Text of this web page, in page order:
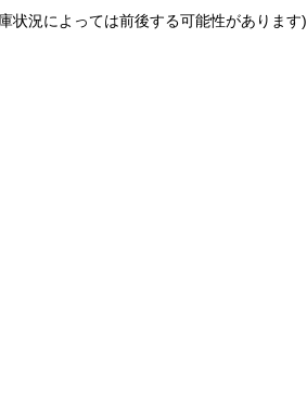
状況によっては前後する可能性があります)